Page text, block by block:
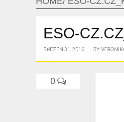
ESO-
BŘEZEN 31, 2016 BY:
0